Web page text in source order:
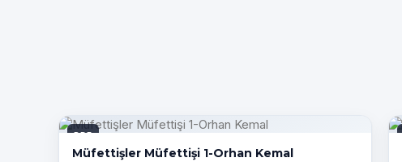
PDF
Müfettişler Müfettişi 1-Orhan Kemal